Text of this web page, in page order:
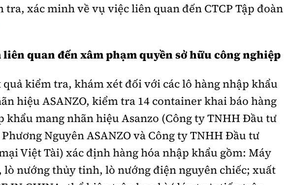
Ẩm thực Câu chuyện giao thông
Giải trí - Thể thao
tra, xác minh về vụ việc liên quan đến CTCP Tập đoàn
liên quan đến xâm phạm quyền sở hữu công nghiệp
quả kiểm tra, khám xét đối với các lô hàng nhập khẩu
hiệu ASANZO, kiểm tra 14 container khai báo hàng
khẩu mang nhãn hiệu Asanzo (Công ty TNHH Đầu tư
Nguyên ASANZO và Công ty TNHH Đầu tư
Việt Tài) xác định hàng hóa nhập khẩu gồm: Máy
lò nướng thủy tinh, lò nướng điện nguyên chiếc; xuất